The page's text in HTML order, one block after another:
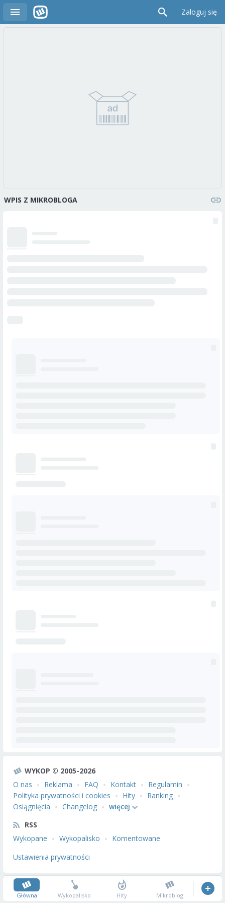
Zaloguj się
WPIS Z MIKROBLOGA
WYKOP © 2005-2026
O nas
Reklama FAQ Kontakt
Regulamin
Polityka prywatności i cookies
Hity
Ranking
Osiągnięcia
Changelog
więcej
RSS
Wykopane
Wykopalisko
Komentowane
Ustawienia prywatności
Główna Wykopalisko Hity Mikroblog